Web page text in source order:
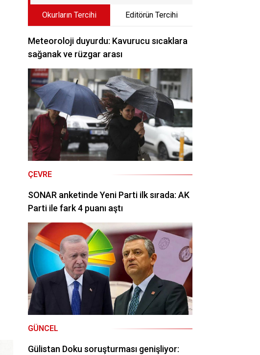
Okurların Tercihi Editörün Tercihi
Meteoroloji duyurdu: Kavurucu sıcaklara
sağanak ve rüzgar arası
ÇEVRE
SONAR anketinde Yeni Parti ilk sırada: AK
Parti ile fark 4 puanı aştı
GÜNCEL
Gülistan Doku soruşturması genişliyor: